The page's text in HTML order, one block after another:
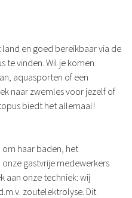
en goed bereikbaar via de
te vinden. Wil je komen
aquasporten of een
naar zwemles voor jezelf of
biedt het allemaal!
haar baden, het
gastvrije medewerkers
aan onze techniek: wij
zoutelektrolyse. Dit